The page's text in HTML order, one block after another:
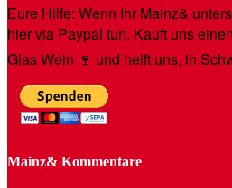
Eure Hilfe: Wenn Ihr Mainz&
hier via Paypal tun. Kauft uns
Glas Wein 🍷 und helft uns, in
Mainz& Kommentare